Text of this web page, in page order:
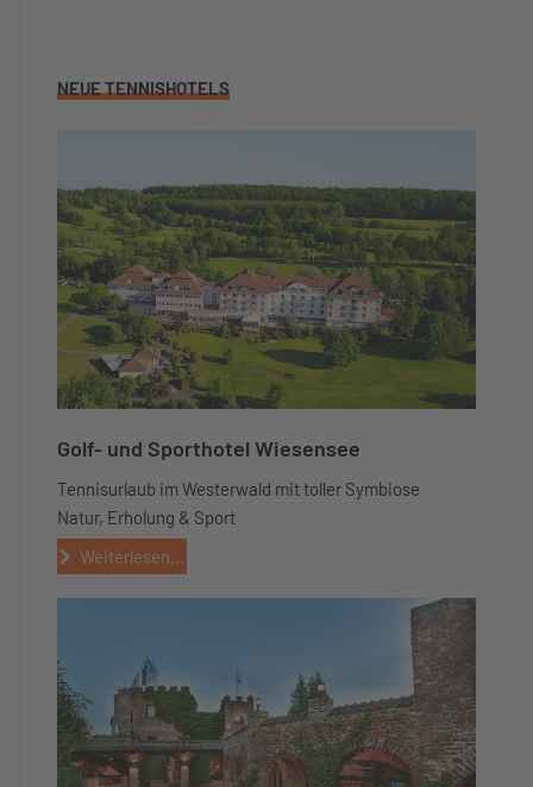
NEUE TENNISHOTELS
Golf- und Sporthotel Wiesensee
Tennisurlaub im Westerwald mit toller Symbiose
Natur, Erholung & Sport
Weiterlesen...